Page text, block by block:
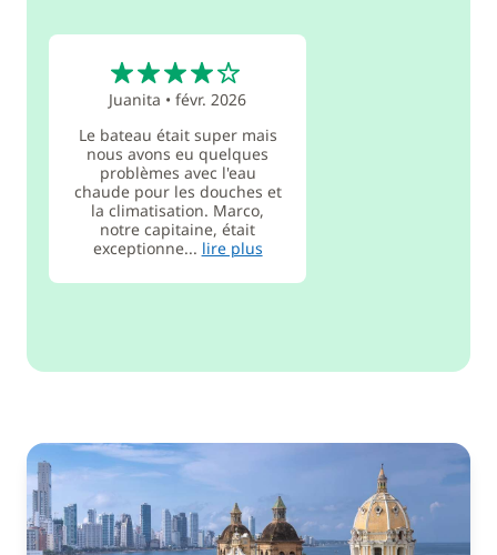
Juanita •févr. 2026
Le bateau était super mais
nous avons eu quelques
problèmes avec l'eau
chaude pour les douches et
la climatisation. Marco,
notre capitaine, était
exceptionne... lire plus